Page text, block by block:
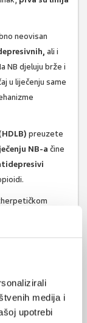
medija i
upotrebi
neovisan
ali i
NB djeluju brže i
u liječenju same
HDLB) preuzete
NB-a čine
izaziva jaku
boli